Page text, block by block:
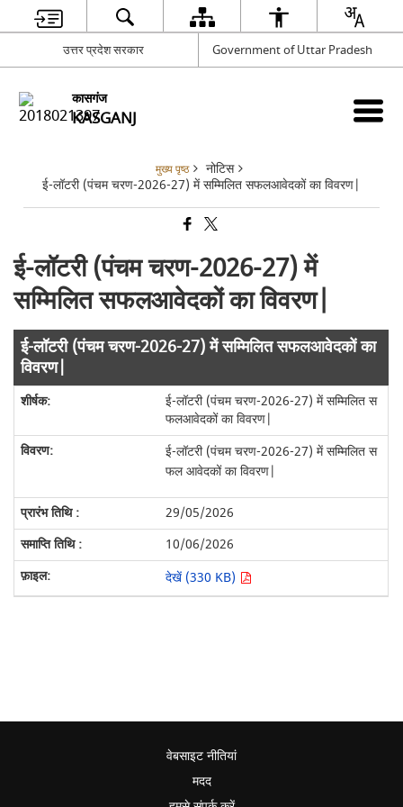
उत्तर प्रदेश सरकार Government of Uttar Pradesh
कासगंज
KASGANJ
मुख्य पृष्ठ
नोटिस
ई-लॉटरी (पंचम चरण-2026-27) में सम्मिलित सफलआवेदकों का विवरण|
ई-लॉटरी (पंचम चरण-2026-27) में
सम्मिलित सफलआवेदकों का विवरण|
ई-लॉटरी (पंचम चरण-2026-27) में सम्मिलित सफलआवेदकों का
विवरण|
ई-लॉटरी (पंचम चरण-2026-27) में सम्मिलित स
फलआवेदकों का विवरण|
ई-लॉटरी (पंचम चरण-2026-27) में सम्मिलित स
फल आवेदकों का विवरण|
29/05/2026
10/06/2026
देखें (330 KB)
वेबसाइट नीतियां
मदद